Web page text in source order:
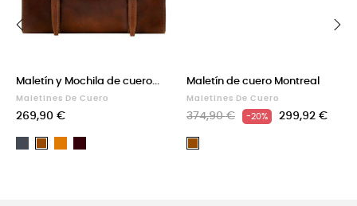
Maletín y Mochila de cuero...
Maletines De Cuero
269,90 €
Maletín de cuero Montreal
Maletines De Cuero
374,90 € -20% 299,92 €